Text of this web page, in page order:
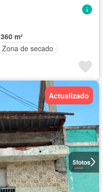
360 m²
Zona de secado
5fotos
Actualizado